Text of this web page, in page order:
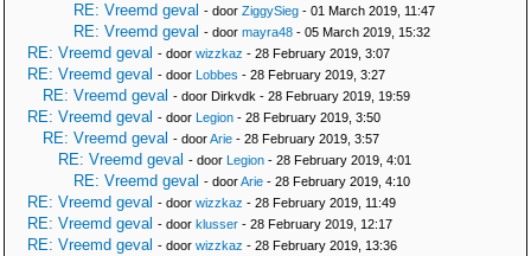
RE: Vreemd geval - door ZiggySieg - 01 March 2019, 11:47
RE: Vreemd geval - door mayra48 - 05 March 2019, 15:32
RE: Vreemd geval - door wizzkaz - 28 February 2019, 3:07
RE: Vreemd geval - door Lobbes - 28 February 2019, 3:27
RE: Vreemd geval - door Dirkvdk - 28 February 2019, 19:59
RE: Vreemd geval - door Legion - 28 February 2019, 3:50
RE: Vreemd geval - doorArie - 28 February 2019, 3:57
RE: Vreemd geval - door Legion - 28 February 2019, 4:01
RE: Vreemd geval - doorArie - 28 February 2019, 4:10
RE: Vreemd geval - door wizzkaz - 28 February 2019, 11:49
RE: Vreemd geval - door klusser - 28 February 2019, 12:17
RE: Vreemd geval - door wizzkaz - 28 February 2019, 13:36